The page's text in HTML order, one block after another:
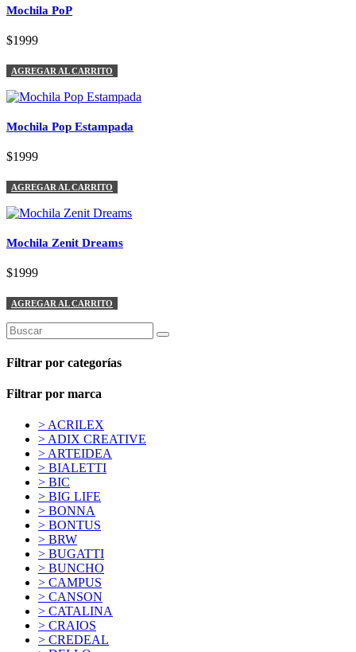
Mochila PoP
$1999
AGREGAR AL CARRITO
Mochila Pop Estampada
$1999
AGREGAR AL CARRITO
Mochila Zenit Dreams
$1999
AGREGAR AL CARRITO
Filtrar por categorías
Filtrar por marca
> ACRILEX
> ADIX CREATIVE
> ARTEIDEA
> BIALETTI
> BIC
> BIG LIFE
> BONNA
> BONTUS
> BRW
> BUGATTI
> BUNCHO
> CAMPUS
> CANSON
> CATALINA
> CRAIOS
> CREDEAL